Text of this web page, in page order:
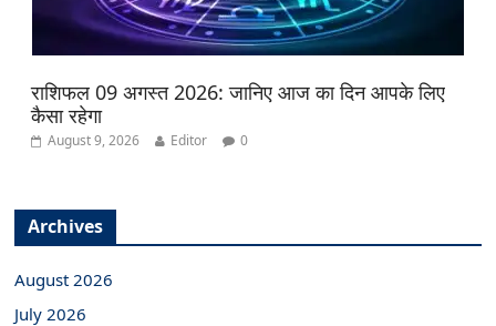
राशिफल 09 अगस्त 2026: जानिए आज का दिन आपके लिए
कैसा रहेगा
August 9, 2026 Editor 0
Archives
August 2026
July 2026